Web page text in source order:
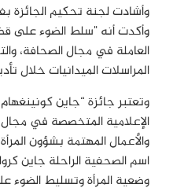
وأشادت لجنة تحكيم الجائزة
وأكدت أنه "سلط الضوء على
العاملة في مجال الصحافة،
المراسلات الميدانيات خلال
وتعتبر جائزة “جاين
الإعلامية المتخصصة في
والأعمال المهتمة بشؤون
اسم الصحفية الراحلة جاين
وضعية المرأة وتسليط الضوء